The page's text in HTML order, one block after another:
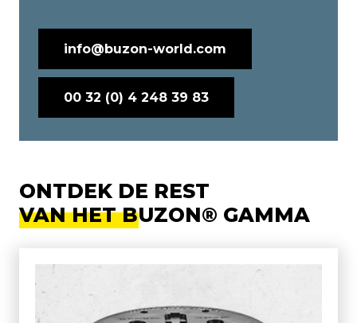
info@buzon-world.com
00 32 (0) 4 248 39 83
ONTDEK DE REST
VAN HET BUZON® GAMMA